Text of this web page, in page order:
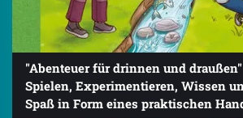
"Abenteuer für drinnen und
Spielen, Experimentieren, Wissen
Spaß in Form eines praktischen